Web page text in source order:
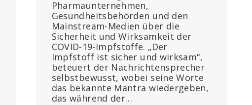
Pharmaunternehmen,
Gesundheitsbehörden und den
Mainstream-Medien über die
Sicherheit und Wirksamkeit der
COVID-19-Impfstoffe. „Der
Impfstoff ist sicher und wirksam“,
beteuert der Nachrichtensprecher
selbstbewusst, wobei seine Worte
das bekannte Mantra wiedergeben,
das während der…